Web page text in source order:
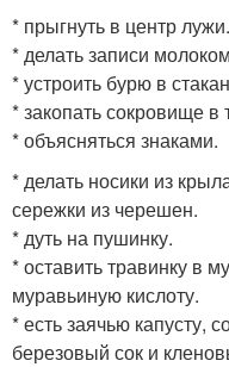
* прыгнуть в центр лужи.
* делать записи
* устроить бурю в
* закопать сокровище в
* объясняться знаками.
* делать носики из
сережки из черешен.
* дуть на пушинку.
* оставить травинку в
муравьиную кислоту.
* есть заячью капусту,
березовый сок и